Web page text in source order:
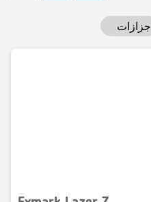
جزازات